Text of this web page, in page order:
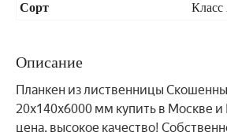
Сорт
Класс
Описание
Планкен из лиственницы
20x140x6000 мм купить в Москве
цена, высокое качество!